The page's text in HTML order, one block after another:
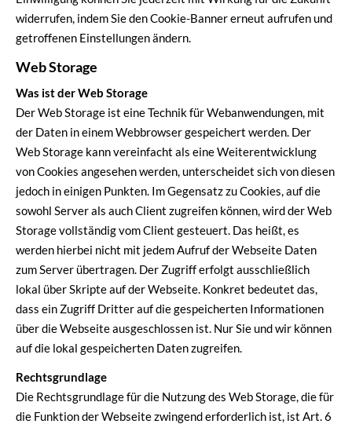
widerrufen, indem Sie den Cookie-Banner erneut aufrufen und
getroffenen Einstellungen ändern.
Web Storage
Was ist der Web Storage
Der Web Storage ist eine Technik für Webanwendungen, mit
der Daten in einem Webbrowser gespeichert werden. Der
Web Storage kann vereinfacht als eine Weiterentwicklung
von Cookies angesehen werden, unterscheidet sich von diesen
jedoch in einigen Punkten. Im Gegensatz zu Cookies, auf die
sowohl Server als auch Client zugreifen können, wird der Web
Storage vollständig vom Client gesteuert. Das heißt, es
werden hierbei nicht mit jedem Aufruf der Webseite Daten
zum Server übertragen. Der Zugriff erfolgt ausschließlich
lokal über Skripte auf der Webseite. Konkret bedeutet das,
dass ein Zugriff Dritter auf die gespeicherten Informationen
über die Webseite ausgeschlossen ist. Nur Sie und wir können
auf die lokal gespeicherten Daten zugreifen.
Rechtsgrundlage
Die Rechtsgrundlage für die Nutzung des Web Storage, die für
die Funktion der Webseite zwingend erforderlich ist, ist Art. 6